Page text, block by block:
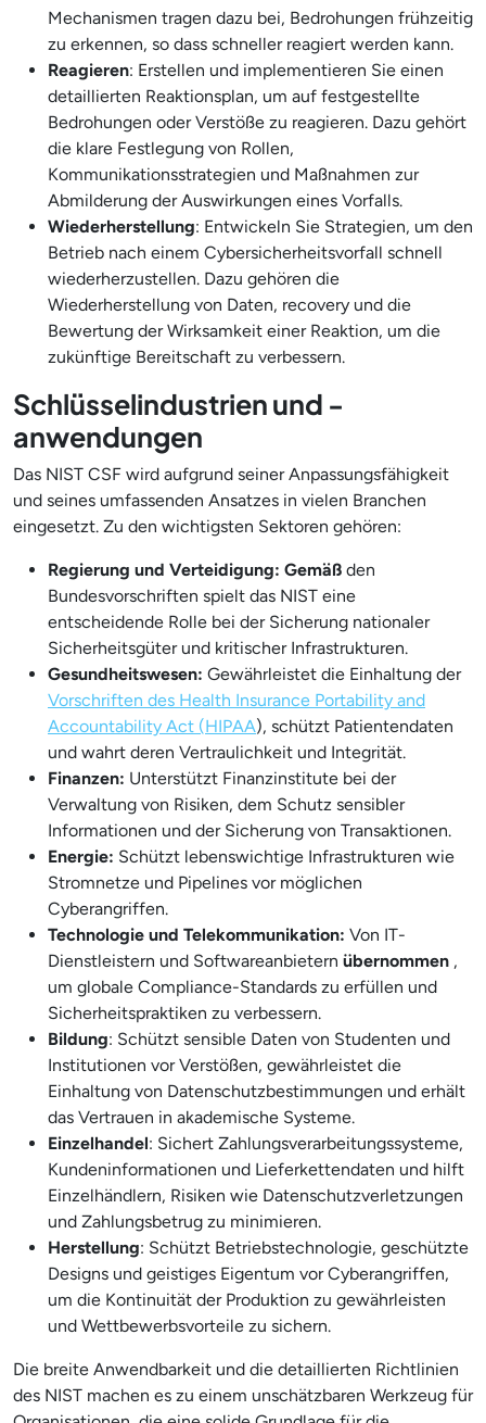
Mechanismen tragen dazu bei, Bedrohungen frühzeitig
zu erkennen, so dass schneller reagiert werden kann.
Reagieren: Erstellen und implementieren Sie einen
detaillierten Reaktionsplan, um auf festgestellte
Bedrohungen oder Verstöße zu reagieren. Dazu gehört
die klare Festlegung von Rollen,
Kommunikationsstrategien und Maßnahmen zur
Abmilderung der Auswirkungen eines Vorfalls.
Wiederherstellung: Entwickeln Sie Strategien, um den
Betrieb nach einem Cybersicherheitsvorfall schnell
wiederherzustellen. Dazu gehören die
Wiederherstellung von Daten, recovery und die
Bewertung der Wirksamkeit einer Reaktion, um die
zukünftige Bereitschaft zu verbessern.
Schlüsselindustrien und -
anwendungen
Das NIST CSF wird aufgrund seiner Anpassungsfähigkeit
und seines umfassenden Ansatzes in vielen Branchen
eingesetzt. Zu den wichtigsten Sektoren gehören:
Regierung und Verteidigung: Gemäß den
Bundesvorschriften spielt das NIST eine
entscheidende Rolle bei der Sicherung nationaler
Sicherheitsgüter und kritischer Infrastrukturen.
Gesundheitswesen: Gewährleistet die Einhaltung der
Vorschriften des Health Insurance Portability and
Accountability Act (HIPAA), schützt Patientendaten
und wahrt deren Vertraulichkeit und Integrität.
Finanzen: Unterstützt Finanzinstitute bei der
Verwaltung von Risiken, dem Schutz sensibler
Informationen und der Sicherung von Transaktionen.
Energie: Schützt lebenswichtige Infrastrukturen wie
Stromnetze und Pipelines vor möglichen
Cyberangriffen.
Technologie und Telekommunikation: Von IT-
Dienstleistern und Softwareanbietern übernommen ,
um globale Compliance-Standards zu erfüllen und
Sicherheitspraktiken zu verbessern.
Bildung: Schützt sensible Daten von Studenten und
Institutionen vor Verstößen, gewährleistet die
Einhaltung von Datenschutzbestimmungen und erhält
das Vertrauen in akademische Systeme.
Einzelhandel: Sichert Zahlungsverarbeitungssysteme,
Kundeninformationen und Lieferkettendaten und hilft
Einzelhändlern, Risiken wie Datenschutzverletzungen
und Zahlungsbetrug zu minimieren.
Herstellung: Schützt Betriebstechnologie, geschützte
Designs und geistiges Eigentum vor Cyberangriffen,
um die Kontinuität der Produktion zu gewährleisten
und Wettbewerbsvorteile zu sichern.
Die breite Anwendbarkeit und die detaillierten Richtlinien
des NIST machen es zu einem unschätzbaren Werkzeug für